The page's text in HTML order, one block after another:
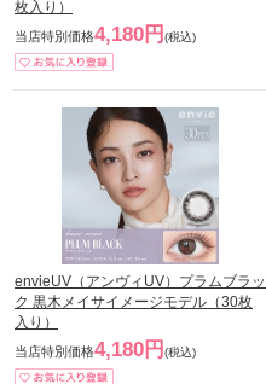
枚入り）
当店特別価格4,180円 (税込)
envieUV（アンヴィUV）プラムブラッ
ク 黒木メイサイメージモデル（30枚
入り）
当店特別価格4,180円 (税込)